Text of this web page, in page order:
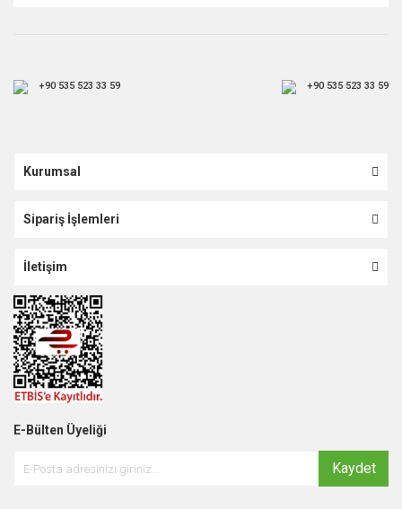
+90 535 523 33 59 +90 535 523 33 59
Kurumsal
Sipariş İşlemleri
İletişim
E-Bülten Üyeliği
Kaydet